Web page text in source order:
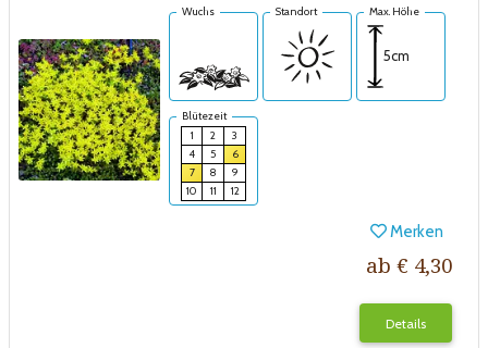
Wuchs Standort Max. Höhe
5cm
Blütezeit
1
2
3
4
5
6
7
8
9
10
11 12
Merken
ab € 4,30
Details